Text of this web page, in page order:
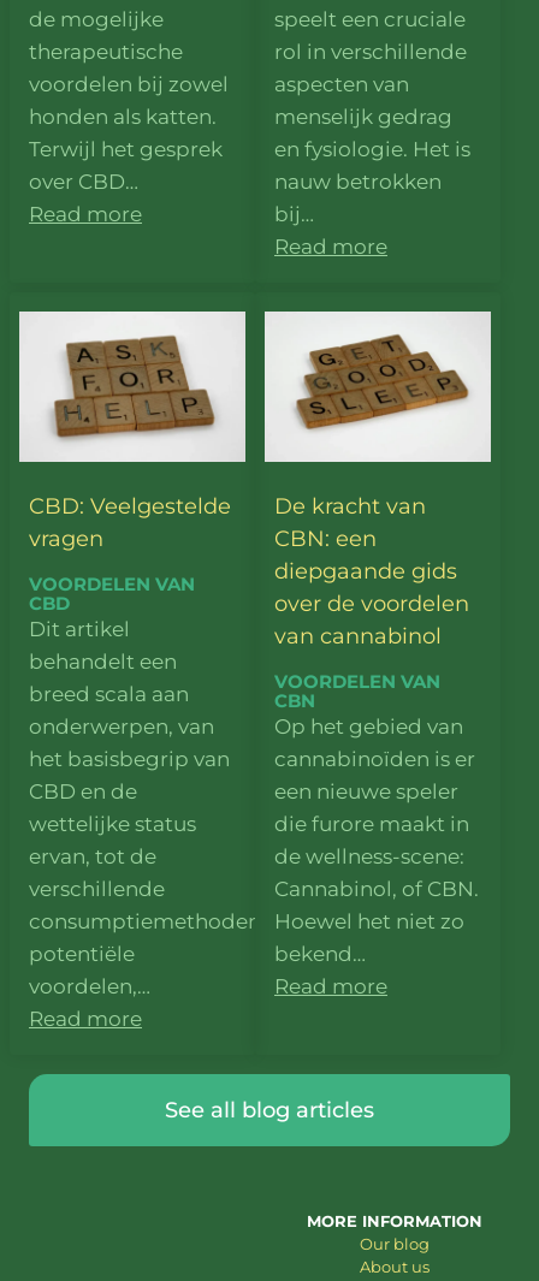
de mogelijke
therapeutische
voordelen bij zowel
honden als katten.
Terwijl het gesprek
over CBD…
Read more
speelt een cruciale
rol in verschillende
aspecten van
menselijk gedrag
en fysiologie. Het is
nauw betrokken
bij…
Read more
CBD: Veelgestelde
vragen
VOORDELEN VAN
CBD
Dit artikel
behandelt een
breed scala aan
onderwerpen, van
het basisbegrip van
CBD en de
wettelijke status
ervan, tot de
verschillende
consumptiemethoden,
potentiële
voordelen,…
Read more
De kracht van
CBN: een
diepgaande gids
over de voordelen
van cannabinol
VOORDELEN VAN
CBN
Op het gebied van
cannabinoïden is er
een nieuwe speler
die furore maakt in
de wellness-scene:
Cannabinol, of CBN.
Hoewel het niet zo
bekend…
Read more
See all blog articles
MORE INFORMATION
Our blog
About us